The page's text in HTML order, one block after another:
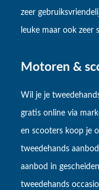
zeer
leuke maar ook zeer
Motoren &
Wil je je
gratis online via
en scooters koop je
tweedehands
aanbod in
tweedehands